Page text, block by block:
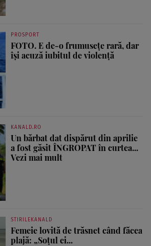
PROSPORT
FOTO. E de-o frumusețe rară, dar
își acuză iubitul de violență
KANALD.RO
Un bărbat dat dispărut din aprilie
a fost găsit ÎNGROPAT în curtea...
Vezi mai mult
STIRILEKANALD
Femeie lovită de trăsnet când făcea
plajă: „Soțul ei...